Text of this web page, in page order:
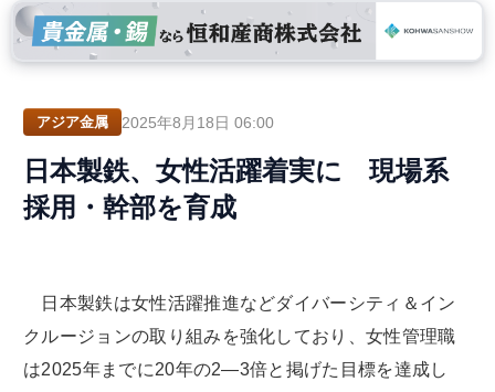
アジア金属 2025年8月18日 06:00
日本製鉄、女性活躍着実に 現場系
採用・幹部を育成
日本製鉄は女性活躍推進などダイバーシティ＆イン
クルージョンの取り組みを強化しており、女性管理職
は2025年までに20年の2―3倍と掲げた目標を達成し